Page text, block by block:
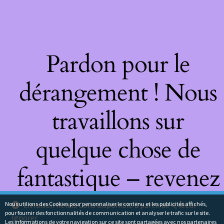
Livraison Relais Colis disponible à partir de 4,40Eur
Ignorer
Pardon pour le
dérangement ! Nous
travaillons sur
quelque chose de
fantastique – revenez
bientôt !
Nous utilions des Cookies pour personnaliser le contenu et les publicités affichés,
pour fournir des fonctionnalités de communication et analyser le trafic sur le site.
Les informations de votre navigation sur ce site sont partagées avec nos partenaires